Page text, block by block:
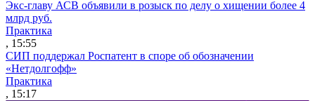
Экс-главу АСВ объявили в розыск по делу о хищении более 4
млрд руб.
Практика
, 15:55
СИП поддержал Роспатент в споре об обозначении
«Нетдолгофф»
Практика
, 15:17